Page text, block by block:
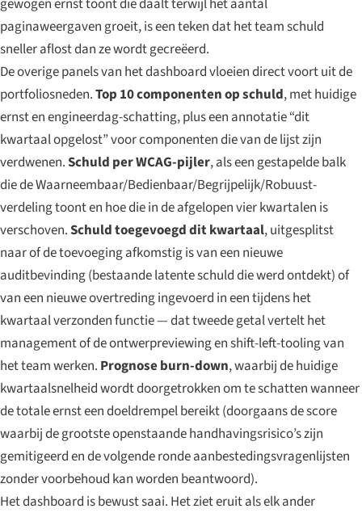
paginaweergaven groeit, is een teken dat het team schuld
sneller aflost dan ze wordt gecreëerd.
De overige panels van het dashboard vloeien direct voort uit de
portfoliosneden.Top 10 componenten op schuld, met huidige
ernst en engineerdag-schatting, plus een annotatie “dit
kwartaal opgelost” voor componenten die van de lijst zijn
verdwenen.Schuld per WCAG-pijler, als een gestapelde balk
die de Waarneembaar/Bedienbaar/Begrijpelijk/Robuust-
verdeling toont en hoe die in de afgelopen vier kwartalen is
verschoven.Schuld toegevoegd dit kwartaal, uitgesplitst
naar of de toevoeging afkomstig is van een nieuwe
auditbevinding (bestaande latente schuld die werd ontdekt) of
van een nieuwe overtreding ingevoerd in een tijdens het
kwartaal verzonden functie — dat tweede getal vertelt het
management of de ontwerpreviewing en shift-left-tooling van
het team werken. Prognose burn-down, waarbij de huidige
kwartaalsnelheid wordt doorgetrokken om te schatten wanneer
de totale ernst een doeldrempel bereikt (doorgaans de score
waarbij de grootste openstaande handhavingsrisico’s zijn
gemitigeerd en de volgende ronde aanbestedingsvragenlijsten
zonder voorbehoud kan worden beantwoord).
Het dashboard is bewust saai. Het ziet eruit als elk ander